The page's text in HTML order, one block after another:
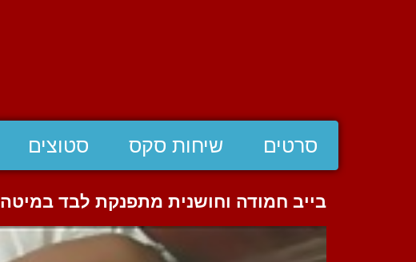
סרטים שיחות סקס סטוצים
בייב חמודה וחושנית מתפנקת לבד במיטה